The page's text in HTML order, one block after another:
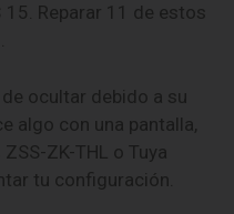
Reparar 11 de estos
ocultar debido a su
algo con una pantalla,
ZK-THL o Tuya
tu configuración.